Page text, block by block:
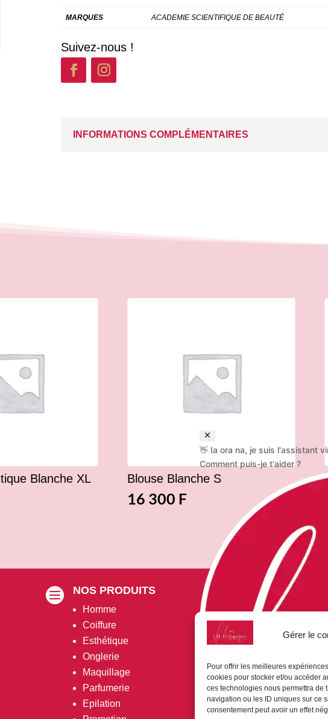
Gérer le
Pour offrir les meilleures
cookies pour stocker et/ou accéder
ces technologies nous permettra de
navigation ou les ID uniques sur ce
consentement peut avoir un effet
ESTHÉTICIENNE
-
BLOUSE
GLOIRE
TAILLE
44
MARQUES ACADEMIE SCIENTIFIQUE DE BEAUTÉ
Suivez-nous !
INFORMATIONS COMPLÉMENTAIRES
Blanche XL Blouse Blanche S
16 300 F
 NOS PRODUITS
Homme
Coiffure
Esthétique
Onglerie
Maquillage
Parfumerie
Epilation
 VOS COMMANDES
Paiement sécurisé
Mon panier
👋 Ia ora na, je suis l'assistant
Comment puis-je t'aider ?